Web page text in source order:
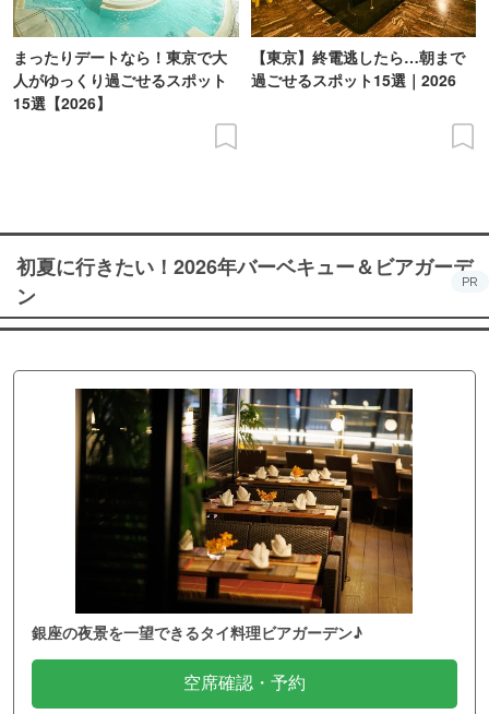
まったりデートなら！東京で大
人がゆっくり過ごせるスポット
15選【2026】
【東京】終電逃したら…朝まで
過ごせるスポット15選｜2026
初夏に行きたい！2026年バーベキュー＆ビアガーデ
ン
PR
銀座の夜景を一望できるタイ料理ビアガーデン♪
空席確認・予約